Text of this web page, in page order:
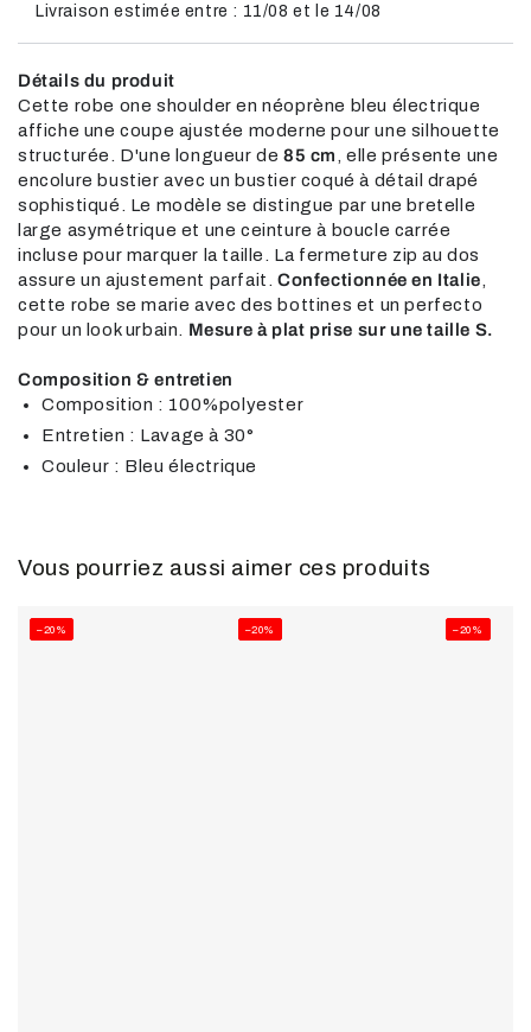
Livraison estimée entre : 11/08 et le 14/08
Détails du produit
Cette robe one shoulder en néoprène bleu électrique
affiche une coupe ajustée moderne pour une silhouette
structurée. D'une longueur de85 cm, elle présente une
encolure bustier avec un bustier coqué à détail drapé
sophistiqué. Le modèle se distingue par une bretelle
large asymétrique et une ceinture à boucle carrée
incluse pour marquer la taille. La fermeture zip au dos
assure un ajustement parfait.Confectionnée en Italie,
cette robe se marie avec des bottines et un perfecto
pour un look urbain. Mesure à plat prise sur une taille S.
Composition & entretien
Composition : 100%polyester
Entretien : Lavage à 30°
Couleur : Bleu électrique
Vous pourriez aussi aimer ces produits
–20% –20% –20%